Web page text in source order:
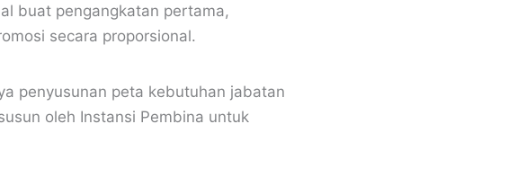
buat pengangkatan pertama,
secara proporsional.
penyusunan peta kebutuhan jabatan
oleh Instansi Pembina untuk